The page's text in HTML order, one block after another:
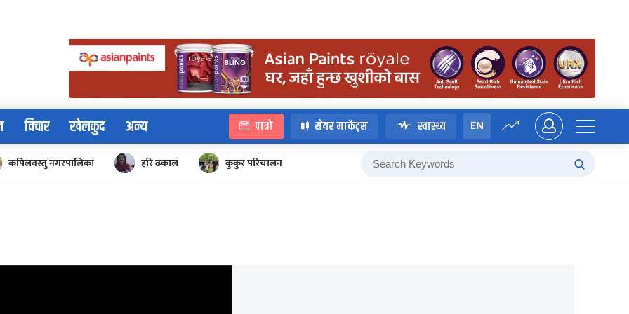
विचार खेलकुद अन्य पात्रो सेयर मार्केट्स स्वास्थ्य EN
कपिलवस्तु नगरपालिका हरि ढकाल कुकुर परिचालन